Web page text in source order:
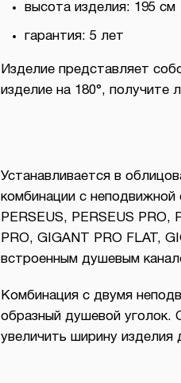
высота изделия: 195 см
гарантия: 5 лет
Изделие представляет
изделие на 180°, получите
Устанавливается в
комбинации с неподвижной
PERSEUS, PERSEUS PRO,
PRO, GIGANT PRO FLAT,
встроенным душевым
Комбинация с двумя
образный душевой
увеличить ширину